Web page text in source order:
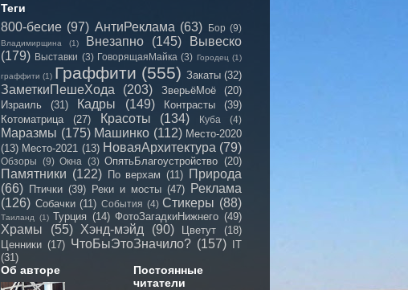
Теги
800-бесие (97) АнтиРеклама (63) Бор (9)
Владимирщина (1) Внезапно (145)
Вывеско
(179) Выставки (3) ГоворящаяМайка (3) Городец (1)
граффити (1) Граффити (555) Закаты (32)
ЗаметкиПешеХода (203) ЗверьёМоё
(20)
Израиль
(31) Кадры (149) Контрасты
(39)
Котоматрица
(27) Красоты (134) Куба (4)
Маразмы (175) Машинко (112) Место-2020
(13) Место-2021 (13) НоваяАрхитектура (79)
Обзоры (9) Окна (3) ОпятьБлагоустройство (20)
Памятники (122) По верхам (11) Природа
(66) Птички (39) Реки и мосты (47) Реклама
(126) Собачки (11) События (4) Стикеры (88)
Таиланд (1) Турция (14) ФотоЗагадкиНижнего (49)
Храмы (55) Хэнд-мэйд (90) Цветут
(18)
Ценники (17) ЧтоБыЭтоЗначило? (157)
IT
(31)
Об авторе
Постоянные
читатели